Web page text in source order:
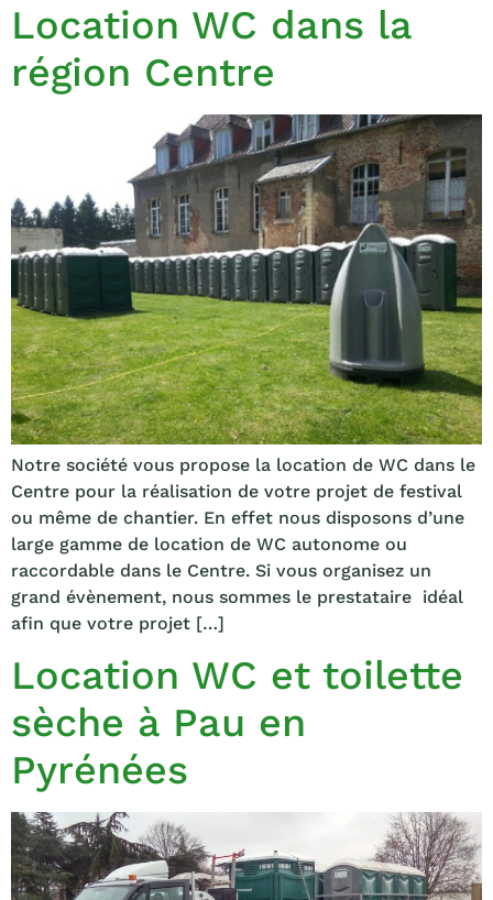
Location WC dans la
région Centre
Notre société vous propose la location de WC dans le
Centre pour la réalisation de votre projet de festival
ou même de chantier. En effet nous disposons d’une
large gamme de location de WC autonome ou
raccordable dans le Centre. Si vous organisez un
grand évènement, nous sommes le prestataire idéal
afin que votre projet […]
Location WC et toilette
sèche à Pau en
Pyrénées